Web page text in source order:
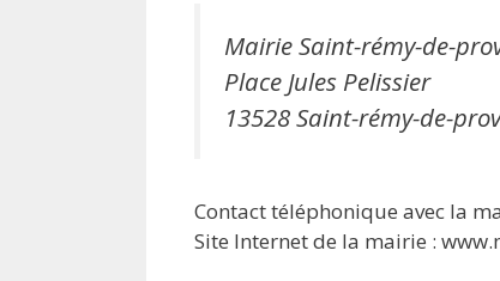
Mairie Saint-rémy-de-
Place Jules Pelissier
13528 Saint-rémy-de-
Contact téléphonique avec la
Site Internet de la mairie :